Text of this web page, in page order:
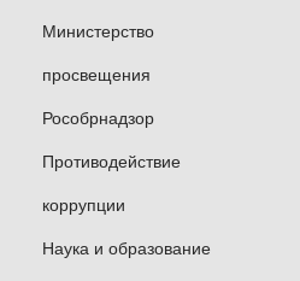
Министерство
просвещения
Рособрнадзор
Противодействие
коррупции
Наука и образование